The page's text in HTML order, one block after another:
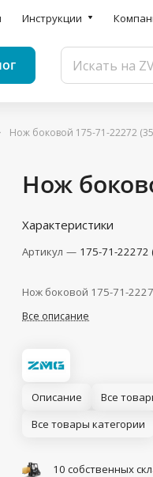
Инструкции
Нож боковой 175-71-22272
Нож
Характеристики
Артикул — 175-71-22272
Нож боковой 175-71-
Все описание
Описание
Все
Все товары категории
10 собственных